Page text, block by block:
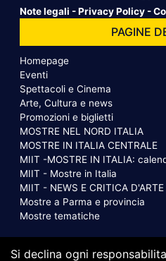
Note legali -Privacy Policy -
PAGINE
Homepage
Eventi
Spettacoli e Cinema
Arte, Cultura e news
Promozioni e biglietti
MOSTRE NEL NORD ITALIA
MOSTRE IN ITALIA CENTRALE
MIIT -MOSTRE IN ITALIA:
MIIT - Mostre in Italia
MIIT - NEWS E CRITICA D'ARTE
Mostre a Parma e provincia
Mostre tematiche
Si declina ogni